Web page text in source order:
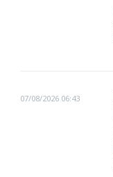
07/08/2026 06:43